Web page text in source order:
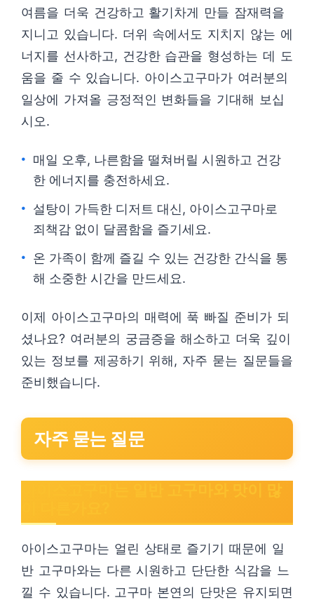
여름을 더욱 건강하고 활기차게 만들 잠재력을
지니고 있습니다. 더위 속에서도 지치지 않는 에
너지를 선사하고, 건강한 습관을 형성하는 데 도
움을 줄 수 있습니다. 아이스고구마가 여러분의
일상에 가져올 긍정적인 변화들을 기대해 보십
시오.
매일 오후, 나른함을 떨쳐버릴 시원하고 건강
한 에너지를 충전하세요.
설탕이 가득한 디저트 대신, 아이스고구마로
죄책감 없이 달콤함을 즐기세요.
온 가족이 함께 즐길 수 있는 건강한 간식을 통
해 소중한 시간을 만드세요.
이제 아이스고구마의 매력에 푹 빠질 준비가 되
셨나요? 여러분의 궁금증을 해소하고 더욱 깊이
있는 정보를 제공하기 위해, 자주 묻는 질문들을
준비했습니다.
자주 묻는 질문
아이스고구마는 얼린 상태로 즐기기 때문에 일
반 고구마와는 다른 시원하고 단단한 식감을 느
낄 수 있습니다. 고구마 본연의 단맛은 유지되면